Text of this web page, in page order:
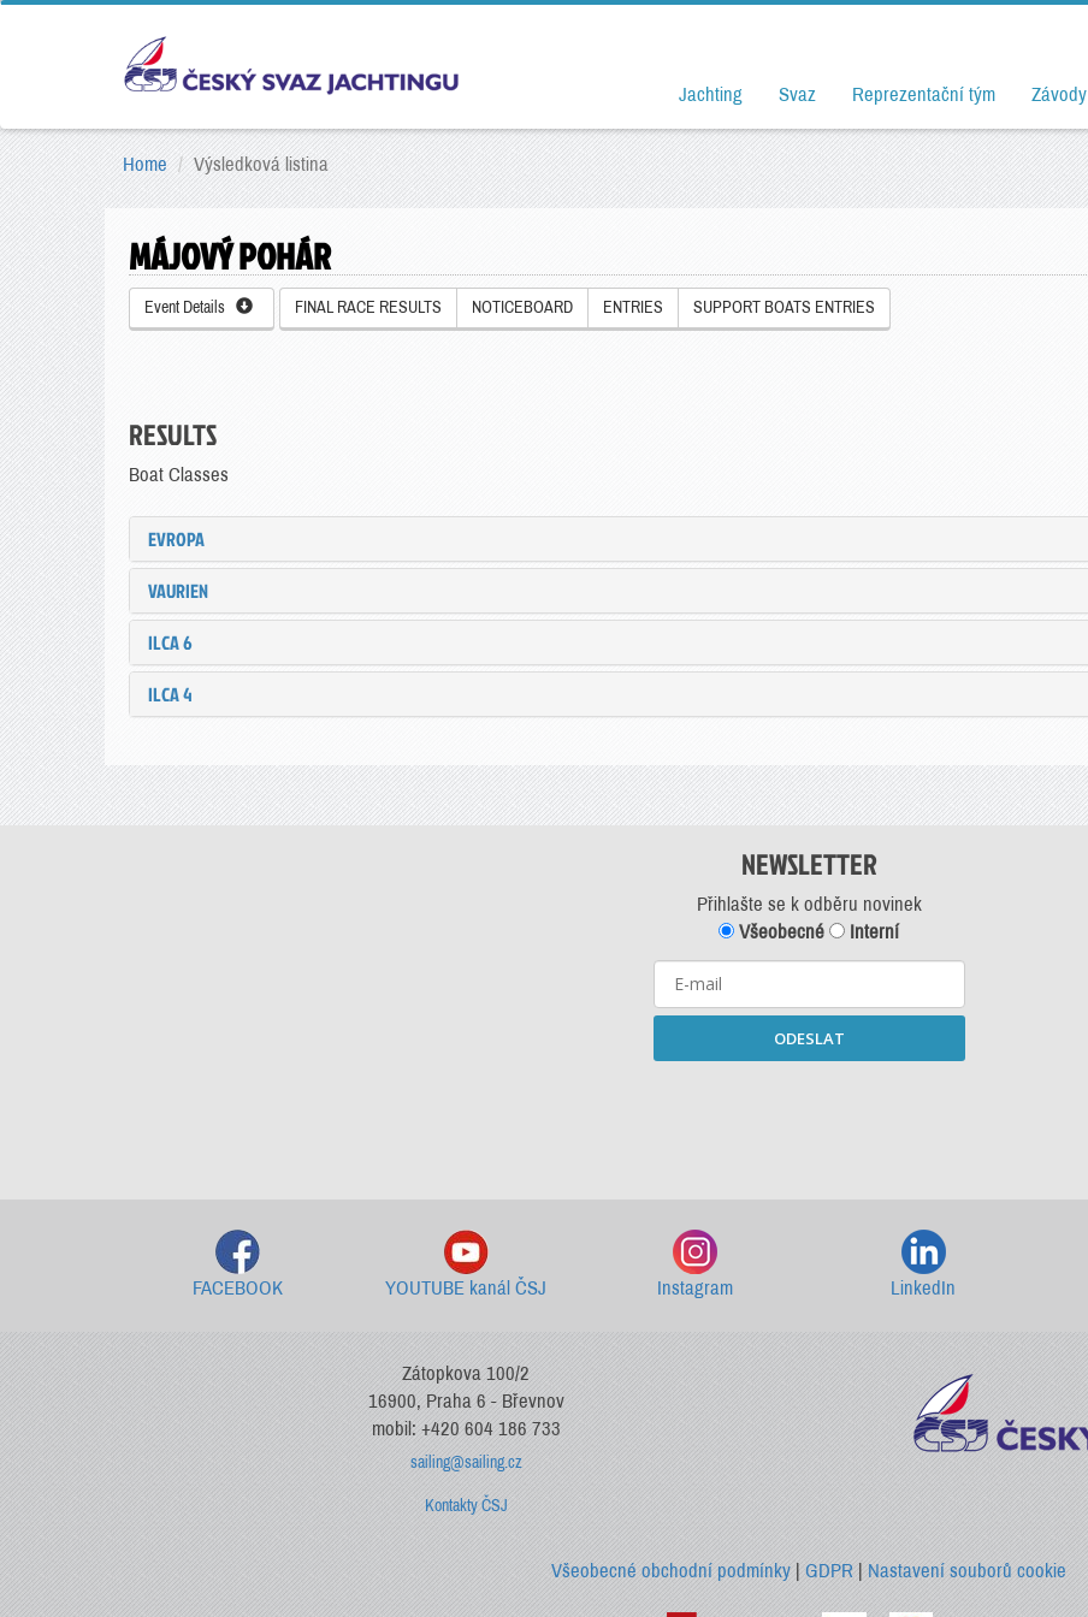
Jachting Svaz Reprezentační tým Závody
Home Výsledková listina
MÁJOVÝ POHÁR
Event Details FINAL RACE RESULTS NOTICEBOARD ENTRIES SUPPORT BOATS ENTRIES
RESULTS
Boat Classes
EVROPA
VAURIEN
ILCA 6
ILCA 4
NEWSLETTER
Přihlašte se k odběru novinek
Všeobecné
Interní
ODESLAT
FACEBOOK YOUTUBE kanál ČSJ Instagram LinkedIn
Zátopkova 100/2
16900, Praha 6 - Břevnov
mobil: +420 604 186 733
sailing@sailing.cz
Kontakty ČSJ
Všeobecné obchodní podmínky |GDPR |Nastavení souborů cookie